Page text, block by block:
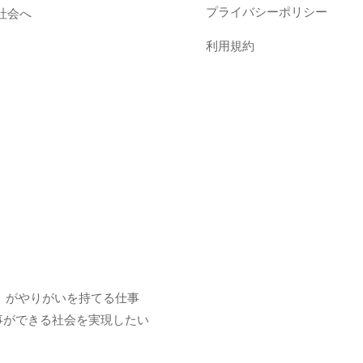
会へ
がやりがいを持てる仕事
できる社会を実現したい
プライバシーポリシー
利用規約